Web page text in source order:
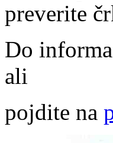
preverite
Do
ali
pojdite na